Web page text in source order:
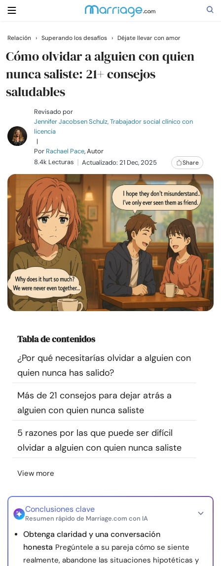
Buscar
Casarse
Relaciones
Familia
Ayuda
Cursos
Recursos
Comunidad
Encuentra un terapeuta
Sobre nosotros Contáctanos Escríbenos
Publicidad con
nosotros
© Copyright 2026. Todos los derechos reservados.
Relación › Superando los desafíos › Déjate llevar con amor
Cómo olvidar a alguien con quien
nunca saliste: 21+ consejos
saludables
Revisado por
Jennifer Jacobsen Schulz, Trabajador social clínico con
licencia
|
Por Rachael Pace, Autor
8.4k Lecturas
Actualizado: 21 Dec, 2025 Share
Tabla de contenidos
¿Por qué necesitarías olvidar a alguien con
quien nunca has salido?
Más de 21 consejos para dejar atrás a
alguien con quien nunca saliste
5 razones por las que puede ser difícil
olvidar a alguien con quien nunca saliste
View more
Conclusiones clave
Resumen rápido de Marriage.com con IA
Obtenga claridad y una conversación
honesta Pregúntele a su pareja cómo se siente
realmente, abandone las situaciones hipotéticas y